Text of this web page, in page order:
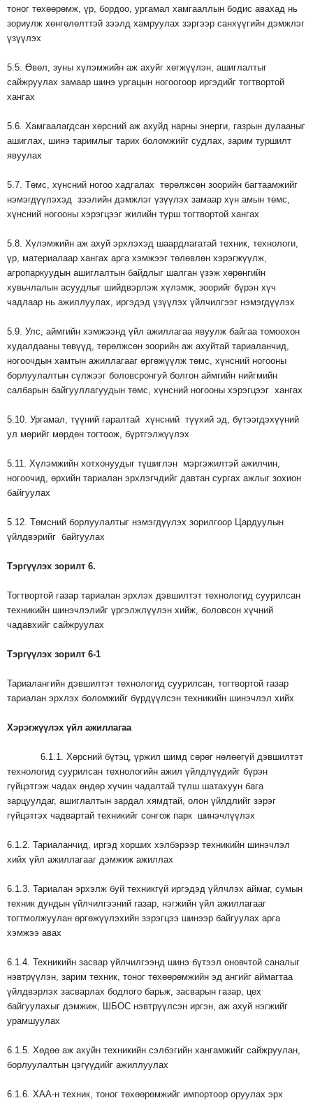
тоног төхөөрөмж, үр, бордоо, ургамал хамгааллын бодис авахад нь
зориулж хөнгөлөлттэй зээлд хамруулах зэргээр санхүүгийн дэмжлэг
үзүүлэх
5.5. Өвөл, зуны хүлэмжийн аж ахуйг хөгжүүлэн, ашиглалтыг
сайжруулах замаар шинэ ургацын ногоогоор иргэдийг тогтвортой
хангах
5.6. Хамгаалагдсан хөрсний аж ахуйд нарны энерги, газрын дулааныг
ашиглах, шинэ таримлыг тарих боломжийг судлах, зарим туршилт
явуулах
5.7. Төмс, хүнсний ногоо хадгалах төрөлжсөн зоорийн багтаамжийг
нэмэгдүүлэхэд зээлийн дэмжлэг үзүүлэх замаар хүн амын төмс,
хүнсний ногооны хэрэгцээг жилийн турш тогтвортой хангах
5.8. Хүлэмжийн аж ахуй эрхлэхэд шаардлагатай техник, технологи,
үр, материалаар хангах арга хэмжээг төлөвлөн хэрэгжүүлж,
агропаркуудын ашиглалтын байдлыг шалган үзэж хөрөнгийн
хувьчлалын асуудлыг шийдвэрлэж хүлэмж, зоорийг бүрэн хүч
чадлаар нь ажиллуулах, иргэдэд үзүүлэх үйлчилгээг нэмэгдүүлэх
5.9. Улс, аймгийн хэмжээнд үйл ажиллагаа явуулж байгаа томоохон
худалдааны төвүүд, төрөлжсөн зоорийн аж ахуйтай тариаланчид,
ногоочдын хамтын ажиллагааг өргөжүүлж төмс, хүнсний ногооны
борлуулалтын сүлжээг боловсронгуй болгон аймгийн нийгмийн
салбарын байгууллагуудын төмс, хүнсний ногооны хэрэгцээг хангах
5.10. Ургамал, түүний гаралтай хүнсний түүхий эд, бүтээгдэхүүний
ул мөрийг мөрдөн тогтоож, бүртгэлжүүлэх
5.11. Хүлэмжийн хотхонуудыг түшиглэн мэргэжилтэй ажилчин,
ногоочид, өрхийн тариалан эрхлэгчдийг давтан сургах ажлыг зохион
байгуулах
5.12. Төмсний борлуулалтыг нэмэгдүүлэх зорилгоор Цардуулын
үйлдвэрийг байгуулах
Тэргүүлэх зорилт 6.
Тогтвортой газар тариалан эрхлэх дэвшилтэт технологид суурилсан
техникийн шинэчлэлийг үргэлжлүүлэн хийж, боловсон хүчний
чадавхийг сайжруулах
Тэргүүлэх зорилт 6-1
Тариалангийн дэвшилтэт технологид суурилсан, тогтвортой газар
тариалан эрхлэх боломжийг бүрдүүлсэн техникийн шинэчлэл хийх
Хэрэгжүүлэх үйл ажиллагаа
6.1.1. Хөрсний бүтэц, үржил шимд сөрөг нөлөөгүй дэвшилтэт
технологид суурилсан технологийн ажил үйлдлүүдийг бүрэн
гүйцэтгэж чадах өндөр хүчин чадалтай түлш шатахуун бага
зарцуулдаг, ашиглалтын зардал хямдтай, олон үйлдлийг зэрэг
гүйцэтгэх чадвартай техникийг сонгож парк шинэчлүүлэх
6.1.2. Тариаланчид, иргэд хорших хэлбэрээр техникийн шинэчлэл
хийх үйл ажиллагааг дэмжиж ажиллах
6.1.3. Тариалан эрхэлж буй техникгүй иргэдэд үйлчлэх аймаг, сумын
техник дундын үйлчилгээний газар, нэгжийн үйл ажиллагааг
тогтмолжуулан өргөжүүлэхийн зэрэгцээ шинээр байгуулах арга
хэмжээ авах
6.1.4. Техникийн засвар үйлчилгээнд шинэ бүтээл оновчтой саналыг
нэвтрүүлэн, зарим техник, тоног төхөөрөмжийн эд ангийг аймагтаа
үйлдвэрлэх засварлах бодлого барьж, засварын газар, цех
байгуулахыг дэмжиж, ШБОС нэвтрүүлсэн иргэн, аж ахуй нэгжийг
урамшуулах
6.1.5. Хөдөө аж ахуйн техникийн сэлбэгийн хангамжийг сайжруулан,
борлуулалтын цэгүүдийг ажиллуулах
6.1.6. ХАА-н техник, тоног төхөөрөмжийг импортоор оруулах эрх